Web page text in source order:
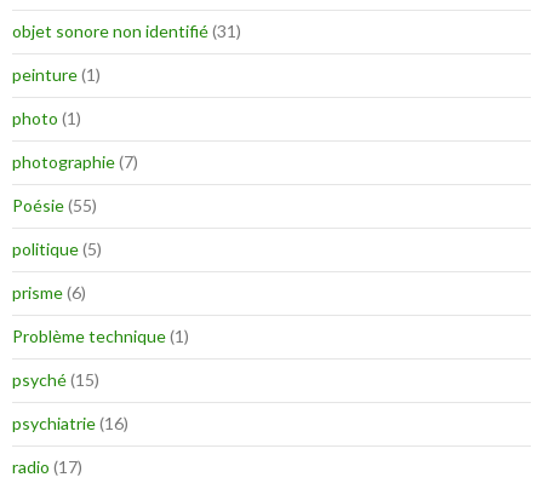
objet sonore non identifié(31)
peinture(1)
photo (1)
photographie(7)
Poésie(55)
politique(5)
prisme(6)
Problème technique(1)
psyché(15)
psychiatrie(16)
radio (17)